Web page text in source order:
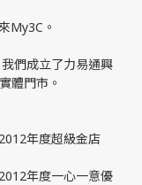
My3C。
們成立了力易通興
體門市。
年度超級金店
年度一心一意優